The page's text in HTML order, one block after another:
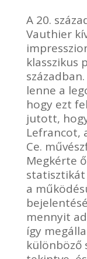
A 20.
Vauthier
klasszikus
lenne a
hogy ezt
jutott,
Lefrancot,
Ce.
Megkérte
statisztikát
a
mennyit
így
különböző